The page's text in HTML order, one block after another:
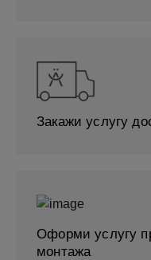
Закажи услугу
Оформи услугу
монтажа